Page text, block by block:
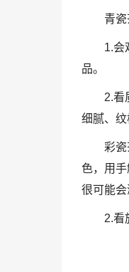
青
1.会
品。
2.看
细腻、纹
彩
色，用
很可能会
2.看